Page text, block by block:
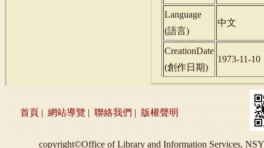
Language
(語言)
中文
CreationDate
(創作日期)
1973-11-10
首頁 | 網站導覽 | 聯絡我們 | 版權聲明
copyright©Office of Library and Information Services,